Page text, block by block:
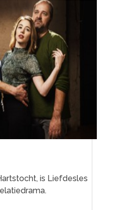
is Liefdesles